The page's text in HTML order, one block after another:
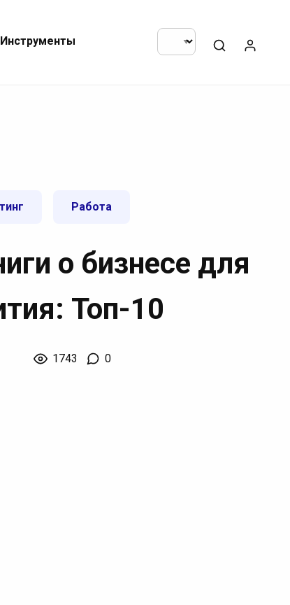
Инструменты
Работа
о бизнесе для
Топ-10
1743 0